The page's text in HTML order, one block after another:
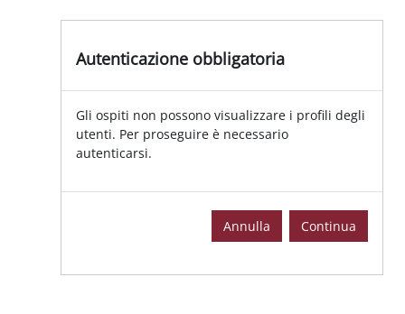
Autenticazione obbligatoria
Gli ospiti non possono visualizzare i profili degli
utenti. Per proseguire è necessario
autenticarsi.
Annulla Continua